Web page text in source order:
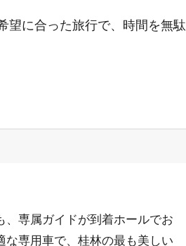
望に合った旅行で、時間を無駄
専属ガイドが到着ホールでお
専用車で、桂林の最も美しい